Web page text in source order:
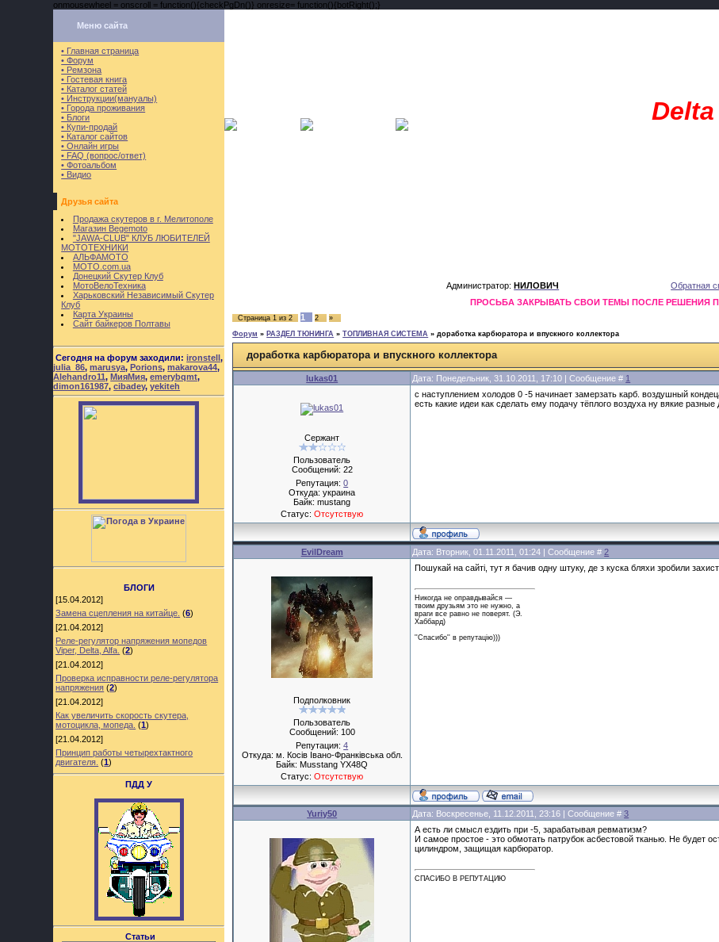
onmousewheel = onscroll = function(){checkPgDn()} onresize= function(){botRight();}
Меню сайта
• Главная страница
• Форум
• Ремзона
• Гостевая книга
• Каталог статей
• Инструкции(мануалы)
• Города проживания
• Блоги
• Купи-продай
• Каталог сайтов
• Онлайн игры
• FAQ (вопрос/ответ)
• Фотоальбом
• Видио
Друзья сайта
Продажа скутеров в г. Мелитополе
Магазин Begemoto
"JAWA-CLUB" КЛУБ ЛЮБИТЕЛЕЙ
МОТОТЕХНИКИ
АЛЬФАМОТО
MOTO.com.ua
Донецкий Скутер Клуб
МотоВелоТехника
Харьковский Независимый Скутер
Клуб
Карта Украины
Сайт байкеров Полтавы
Сегодня на форум заходили:ironstell,
julia_86,marusya,Porions,makarova44,
Alehandro11,МияМия,emerybqmt,
dimon161987,cibadey,yekiteh
БЛОГИ
[15.04.2012]
Замена сцепления на китайце. (6)
[21.04.2012]
Реле-регулятор напряжения мопедов
Viper, Delta, Alfa. (2)
[21.04.2012]
Проверка исправности реле-регулятора
напряжения (2)
[21.04.2012]
Как увеличить скорость скутера,
мотоцикла, мопеда. (1)
[21.04.2012]
Принцип работы четырехтактного
двигателя. (1)
ПДД У
Статьи
Delta
Администратор:НИЛОВИЧ Обратная
ПРОСЬБА ЗАКРЫВАТЬ СВОИ ТЕМЫ ПОСЛЕ РЕШЕНИЯ
Страница1 из2 1 2
»
Форум » РАЗДЕЛ ТЮНИНГА » ТОПЛИВНАЯ СИСТЕМА » доработка карбюратора и впускного коллектора
доработка карбюратора и впускного коллектора
lukas01 Дата: Понедельник, 31.10.2011, 17:10 | Сообщение # 1
Сержант
Пользователь
Сообщений: 22
Репутация:0
Откуда: украина
Байк: mustang
Статус:Отсутствую
с наступлением холодов 0 -5 начинает замерзать карб. воздушный
есть какие идеи как сделать ему подачу тёплого воздуха ну вякие
EvilDream Дата: Вторник, 01.11.2011, 01:24 | Сообщение #2
Подполковник
Пользователь
Сообщений: 100
Репутация:4
Откуда: м. Косiв Iвано-Франкiвська обл.
Байк: Musstang YX48Q
Статус:Отсутствую
Пошукай на сайті, тут я бачив одну штуку, де з куска бляхи зробили
Никогда не оправдывайся —
твоим друзьям это не нужно, а
враги все равно не поверят. (Э.
Хаббард)
''Спасибо'' в репутацію)))
Yuriy50 Дата: Воскресенье, 11.12.2011, 23:16 | Сообщение #3
А есть ли смысл ездить при -5, зарабатывая ревматизм?
И самое простое - это обмотать патрубок асбестовой тканью. Не будет
цилиндром, защищая карбюратор.
СПАСИБО В РЕПУТАЦИЮ